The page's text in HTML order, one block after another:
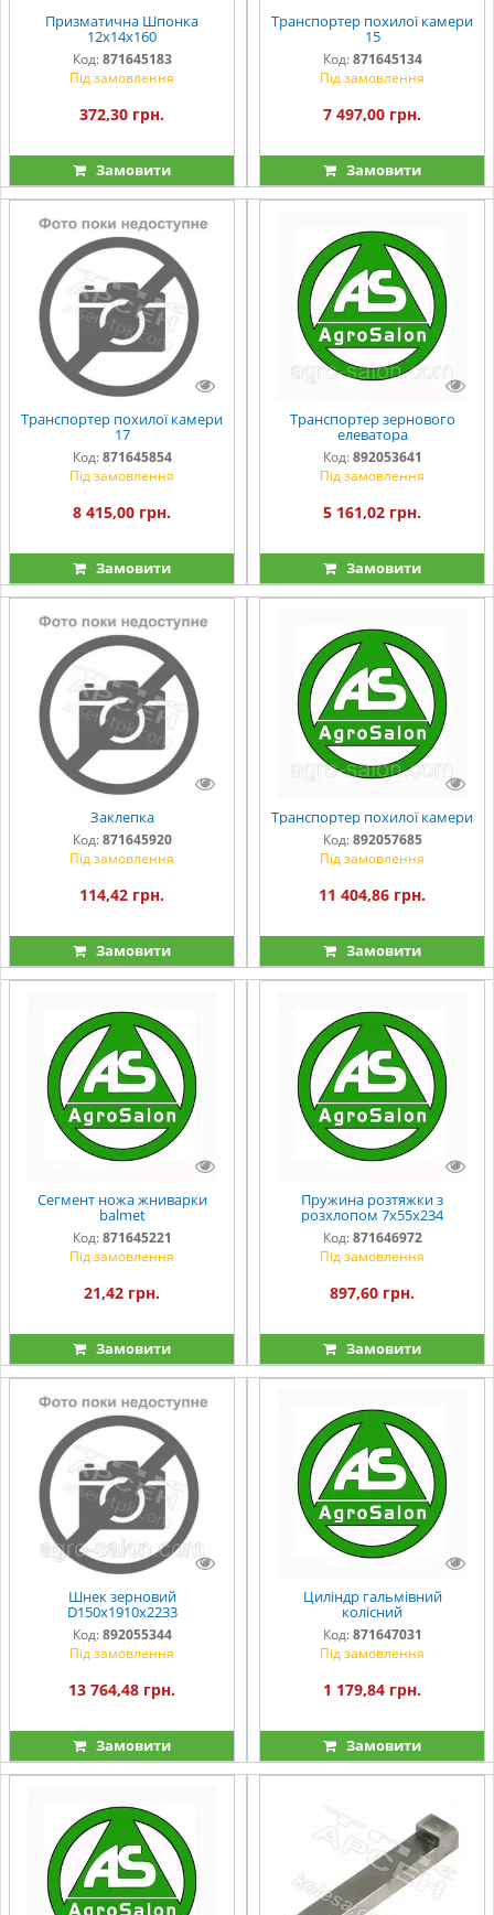
Призматична Шпонка
12х14х160
Код: 871645183
Під замовлення
372,30 грн.
Замовити
Транспортер похилої камери
15
Код: 871645134
Під замовлення
7 497,00 грн.
Замовити
Транспортер похилої камери
17
Код: 871645854
Під замовлення
8 415,00 грн.
Замовити
Транспортер зернового
елеватора
Код: 892053641
Під замовлення
5 161,02 грн.
Замовити
Заклепка
Код: 871645920
Під замовлення
114,42 грн.
Замовити
Транспортер похилої камери
Код: 892057685
Під замовлення
11 404,86 грн.
Замовити
Сегмент ножа жниварки
balmet
Код: 871645221
Під замовлення
21,42 грн.
Замовити
Пружина розтяжки з
розхлопом 7х55х234
Код: 871646972
Під замовлення
897,60 грн.
Замовити
Шнек зерновий
D150x1910x2233
Код: 892055344
Під замовлення
13 764,48 грн.
Замовити
Циліндр гальмівний
колісний
Код: 871647031
Під замовлення
1 179,84 грн.
Замовити